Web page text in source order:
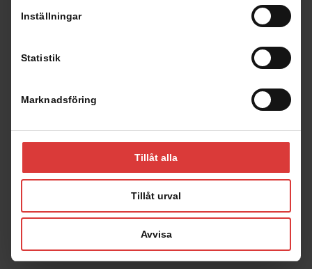
Inställningar
Statistik
Marknadsföring
Tillåt alla
Tillåt urval
Avvisa
Spegelvänd planlösning